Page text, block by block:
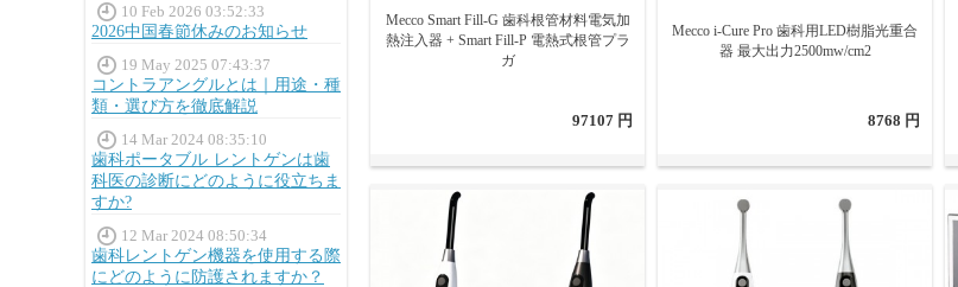
10 Feb 2026 03:52:33
2026中国春節休みのお知らせ
19 May 2025 07:43:37
コントラアングルとは｜用途・種
類・選び方を徹底解説
14 Mar 2024 08:35:10
歯科ポータブル レントゲンは歯
科医の診断にどのように役立ちま
すか?
12 Mar 2024 08:50:34
歯科レントゲン機器を使用する際
にどのように防護されますか？
Mecco Smart Fill-G 歯科根管材料電気加
熱注入器 + Smart Fill-P 電熱式根管プラ
ガ
97107 円
Mecco i-Cure Pro 歯科用LED樹脂光重合
器 最大出力2500mw/cm2
8768 円